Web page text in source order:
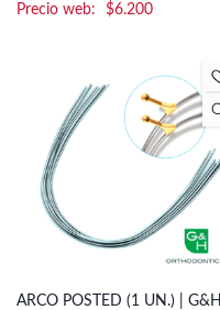
$6.200
ARCO POSTED (1 UN.) | G&H